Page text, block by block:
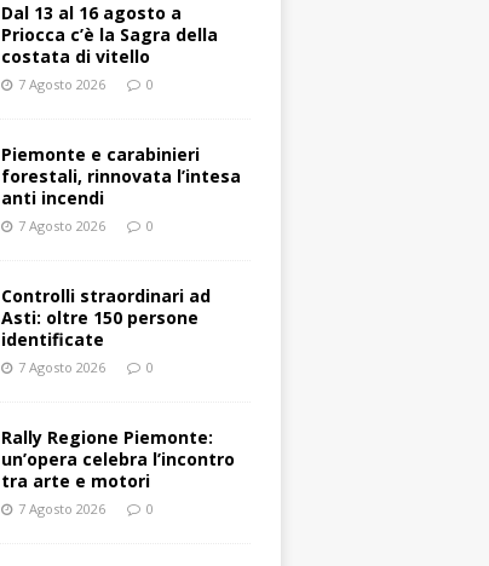
Dal 13 al 16 agosto a
Priocca c’è la Sagra della
costata di vitello
7 Agosto 2026 0
Piemonte e carabinieri
forestali, rinnovata l’intesa
anti incendi
7 Agosto 2026 0
Controlli straordinari ad
Asti: oltre 150 persone
identificate
7 Agosto 2026 0
Rally Regione Piemonte:
un’opera celebra l’incontro
tra arte e motori
7 Agosto 2026 0